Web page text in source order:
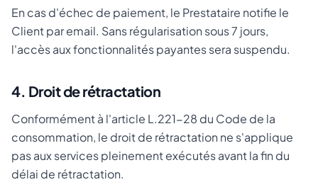
En cas d'échec de paiement, le Prestataire notifie le
Client par email. Sans régularisation sous 7 jours,
l'accès aux fonctionnalités payantes sera suspendu.
4. Droit de rétractation
Conformément à l'article L.221-28 du Code de la
consommation, le droit de rétractation ne s'applique
pas aux services pleinement exécutés avant la fin du
délai de rétractation.